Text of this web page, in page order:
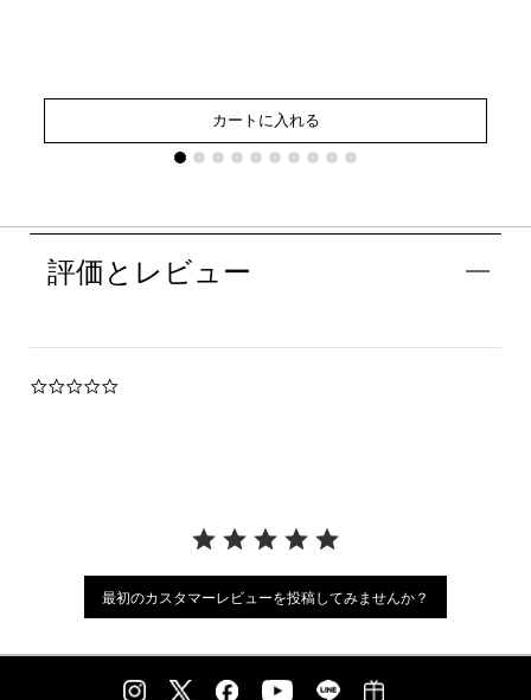
カートに入れる
評価とレビュー
0.0
最初のカスタマーレビューを投稿してみませんか？